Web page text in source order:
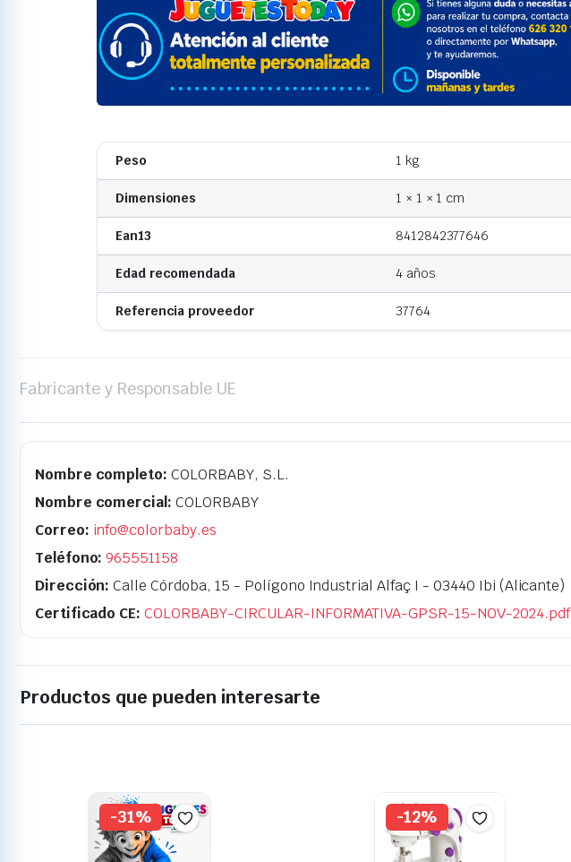
Peso 1 kg
Dimensiones 1 × 1 × 1 cm
Ean13 8412842377646
Edad recomendada 4 años
Referencia proveedor 37764
Fabricante y Responsable UE
Nombre completo: COLORBABY, S.L.
Nombre comercial: COLORBABY
Correo: info@colorbaby.es
Teléfono: 965551158
Dirección: Calle Córdoba, 15 - Polígono Industrial Alfaç I - 03440 Ibi (Alicante)
Certificado CE: COLORBABY-CIRCULAR-INFORMATIVA-GPSR-15-NOV-2024.pdf
Productos que pueden interesarte
-31% -12%